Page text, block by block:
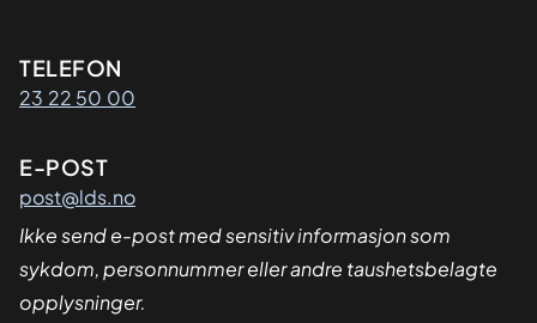
Kontaktinformasjon
TELEFON
23 22 50 00
E-POST
post@lds.no
Ikke send e-post med sensitiv informasjon som
sykdom, personnummer eller andre taushetsbelagte
opplysninger.